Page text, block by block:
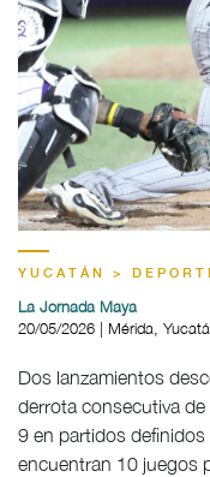
YUCATÁN >
La Jornada Maya
20/05/2026 | Mérida,
Dos lanzamientos
derrota consecutiva
9 en partidos definidos
encuentran 10 juegos